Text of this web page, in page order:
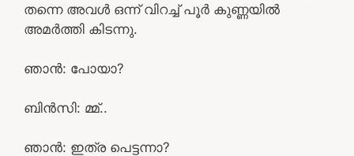
തന്നെ അവൾ ഒന്ന് വിറച്ച് പൂർ കുണ്ണയിൽ
അമർത്തി കിടന്നു.
ഞാൻ: പോയാ?
ബിൻസി: മ്മ്..
ഞാൻ: ഇത്ര പെട്ടന്നാ?